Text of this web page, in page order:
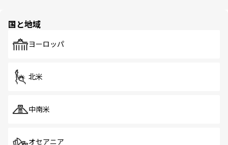
で、ホーカーズは地元の風情を楽しめる外せないスポット
国と地域
ヨーロッパ
北米
中南米
オセアニア